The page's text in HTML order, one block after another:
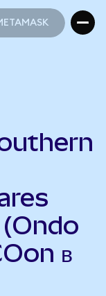
в